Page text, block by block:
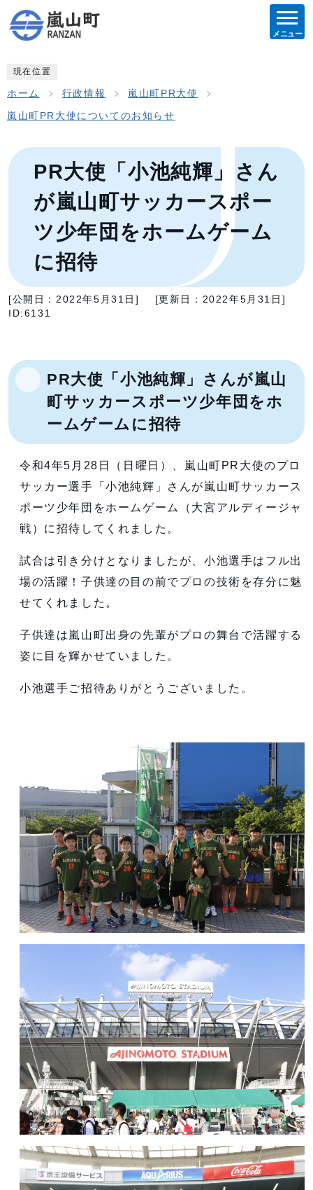
メニュー
現在位置
ホーム 行政情報 嵐山町PR大使
嵐山町PR大使についてのお知らせ
PR大使「小池純輝」さん
が嵐山町サッカースポー
ツ少年団をホームゲーム
に招待
[公開日： 2022年5月31日 ] [更新日： 2022年5月31日 ]
ID:6131
PR大使「小池純輝」さんが嵐山
町サッカースポーツ少年団をホ
ームゲームに招待
令和4年5月28日（日曜日）、嵐山町PR大使のプロ
サッカー選手「小池純輝」さんが嵐山町サッカース
ポーツ少年団をホームゲーム（大宮アルディージャ
戦）に招待してくれました。
試合は引き分けとなりましたが、小池選手はフル出
場の活躍！子供達の目の前でプロの技術を存分に魅
せてくれました。
子供達は嵐山町出身の先輩がプロの舞台で活躍する
姿に目を輝かせていました。
小池選手ご招待ありがとうございました。